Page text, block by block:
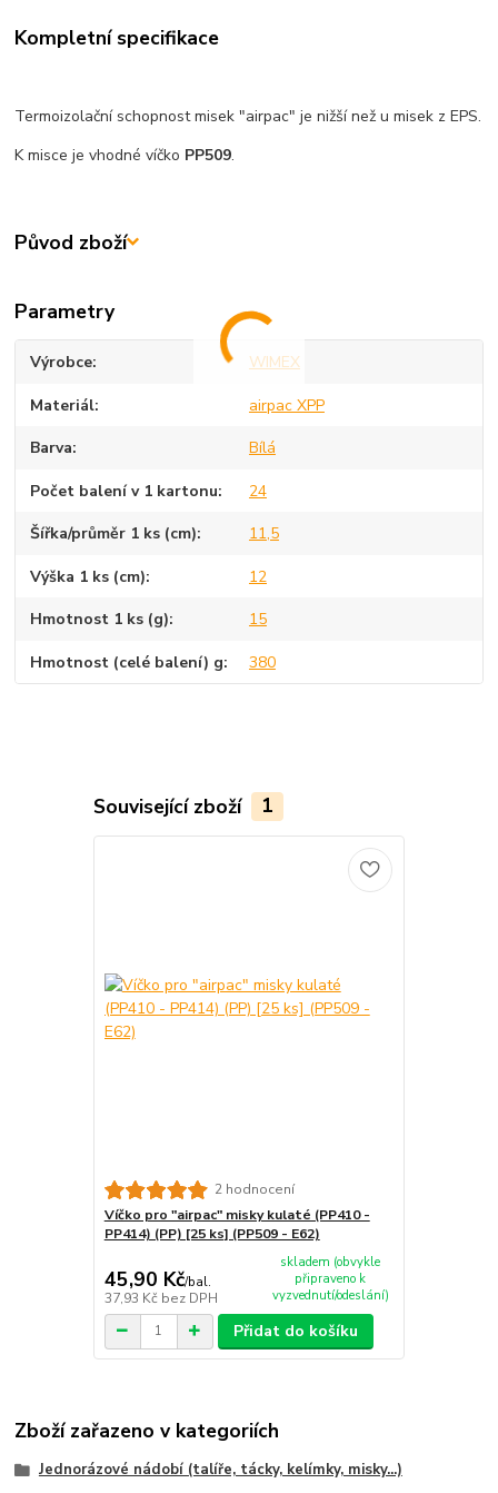
Kompletní specifikace
Termoizolační schopnost misek "airpac" je nižší než u misek z EPS.
K misce je vhodné víčko PP509.
Původ zboží
Parametry
Výrobce WIMEX
Materiál airpac XPP
Barva Bílá
Počet balení v 1 kartonu 24
Šířka/průměr 1 ks (cm) 11,5
Výška 1 ks (cm) 12
Hmotnost 1 ks (g) 15
Hmotnost (celé balení) g 380
Související zboží 1
2 hodnocení
Víčko pro "airpac" misky kulaté (PP410 -
PP414) (PP) [25 ks] (PP509 - E62)
45,90 Kč/bal.
37,93 Kč bez DPH
skladem (obvykle
připraveno k
vyzvednutí/odeslání)
Přidat do košíku
Zboží zařazeno v kategoriích
Jednorázové nádobí (talíře, tácky, kelímky, misky...)